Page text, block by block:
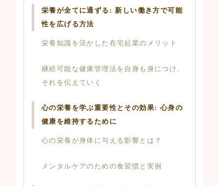
栄養が全てに通ずる: 新しい働き方で可能
性を広げる方法
栄養知識を活かした在宅起業のメリット
継続可能な健康管理法を自身も身につけ、
それを伝えていく
心の栄養を学ぶ重要性とその効果: 心身の
健康を維持するために
心の栄養が身体に与える影響とは？
メンタルケアのための食習慣と実例